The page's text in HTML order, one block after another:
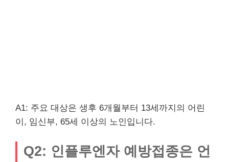
A1: 주요 대상은 생후 6개월부터 13세까지의 어린
이, 임신부, 65세 이상의 노인입니다.
Q2: 인플루엔자 예방접종은 언